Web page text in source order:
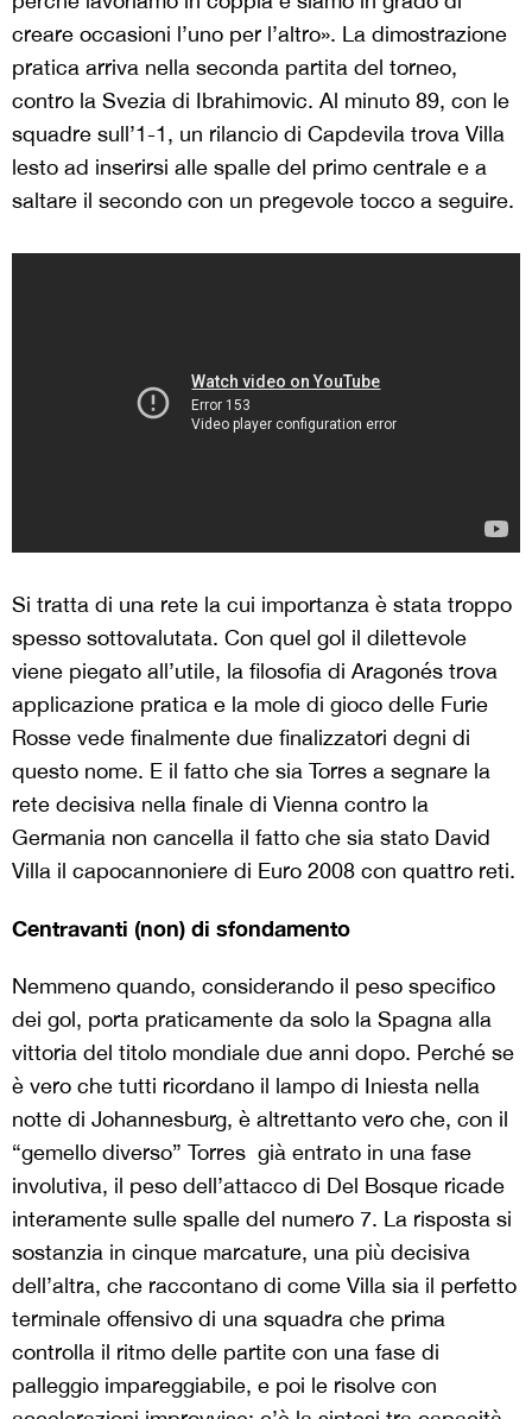
creare occasioni l’uno per l’altro». La dimostrazione
pratica arriva nella seconda partita del torneo,
contro la Svezia di Ibrahimovic. Al minuto 89, con le
squadre sull’1-1, un rilancio di Capdevila trova Villa
lesto ad inserirsi alle spalle del primo centrale e a
saltare il secondo con un pregevole tocco a seguire.
Si tratta di una rete la cui importanza è stata troppo
spesso sottovalutata. Con quel gol il dilettevole
viene piegato all’utile, la filosofia di Aragonés trova
applicazione pratica e la mole di gioco delle Furie
Rosse vede finalmente due finalizzatori degni di
questo nome. E il fatto che sia Torres a segnare la
rete decisiva nella finale di Vienna contro la
Germania non cancella il fatto che sia stato David
Villa il capocannoniere di Euro 2008 con quattro reti.
Centravanti (non) di sfondamento
Nemmeno quando, considerando il peso specifico
dei gol, porta praticamente da solo la Spagna alla
vittoria del titolo mondiale due anni dopo. Perché se
è vero che tutti ricordano il lampo di Iniesta nella
notte di Johannesburg, è altrettanto vero che, con il
“gemello diverso” Torres già entrato in una fase
involutiva, il peso dell’attacco di Del Bosque ricade
interamente sulle spalle del numero 7. La risposta si
sostanzia in cinque marcature, una più decisiva
dell’altra, che raccontano di come Villa sia il perfetto
terminale offensivo di una squadra che prima
controlla il ritmo delle partite con una fase di
palleggio impareggiabile, e poi le risolve con